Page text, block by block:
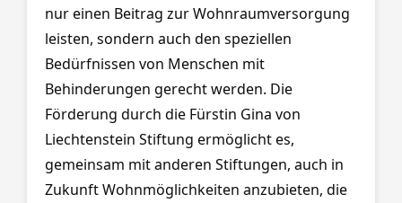
nur einen Beitrag zur Wohnraumversorgung
leisten, sondern auch den speziellen
Bedürfnissen von Menschen mit
Behinderungen gerecht werden. Die
Förderung durch die Fürstin Gina von
Liechtenstein Stiftung ermöglicht es,
gemeinsam mit anderen Stiftungen, auch in
Zukunft Wohnmöglichkeiten anzubieten, die